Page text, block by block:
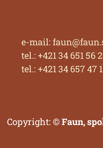
e-mail:
tel.: +421 34 651 56
tel.: +421 34 657 47
Copyright: ©Faun,